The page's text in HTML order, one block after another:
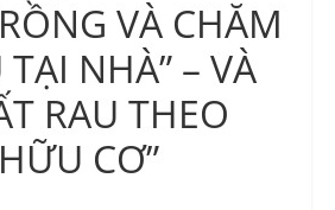
VÀ CHĂM
TẠI NHÀ” – VÀ
RAU THEO
CƠ”